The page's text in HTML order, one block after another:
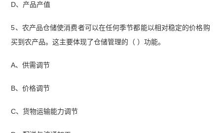
D、产品产值
5、农产品仓储使消费者可以在任何季节都能以相对稳定的价格购
买到农产品。这主要体现了仓储管理的（ ）功能。
A、供需调节
B、价格调节
C、货物运输能力调节